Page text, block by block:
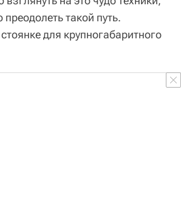
такой путь.
для крупногабаритного